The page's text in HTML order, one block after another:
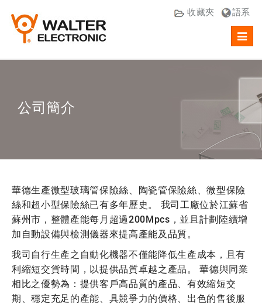
收藏夾 語系
公司簡介
華德生產微型玻璃管保險絲、陶瓷管保險絲、微型保險
絲和超小型保險絲已有多年歷史。 我司工廠位於江蘇省
蘇州市，整體產能每月超過200Mpcs，並且計劃陸續增
加自動設備與檢測儀器來提高產能及品質。
我司自行生產之自動化機器不僅能降低生產成本，且有
利縮短交貨時間，以提供品質卓越之產品。 華德與同業
相比之優勢為：提供客戶高品質的產品、有效縮短交
期、穩定充足的產能、具競爭力的價格、出色的售後服